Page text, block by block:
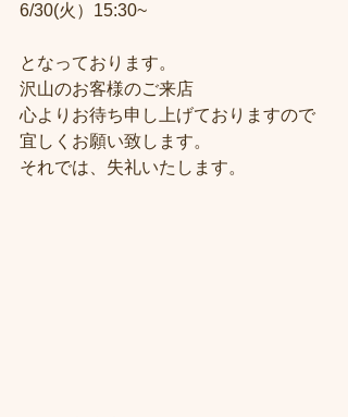
6/30(火）15:30~
となっております。
沢山のお客様のご来店
心よりお待ち申し上げておりますので
宜しくお願い致します。
それでは、失礼いたします。